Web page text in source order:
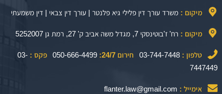
מיקום : משרד עורך דין פלילי גיא פלנטר | עורך דין צבאי | דין משמעתי
מיקום : רח' ז'בוטינסקי 7, מגדל משה אביב ק' 27, רמת גן 5252007
טלפון : 03-744-7448 חירום 24/7: 050-666-4499 פקס : 03-
7447449
אימייל : flanter.law@gmail.com